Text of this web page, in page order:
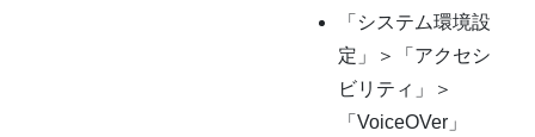
「システム環境設
定」＞「アクセシ
ビリティ」＞
「VoiceOVer」